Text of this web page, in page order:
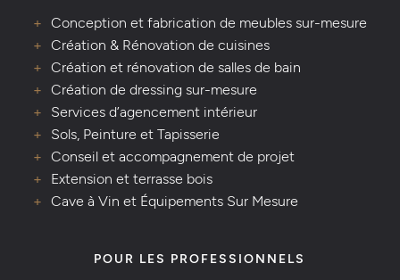
Conception et fabrication de meubles sur-mesure
Création & Rénovation de cuisines
Création et rénovation de salles de bain
Création de dressing sur-mesure
Services d’agencement intérieur
Sols, Peinture et Tapisserie
Conseil et accompagnement de projet
Extension et terrasse bois
Cave à Vin et Équipements Sur Mesure
POUR LES PROFESSIONNELS